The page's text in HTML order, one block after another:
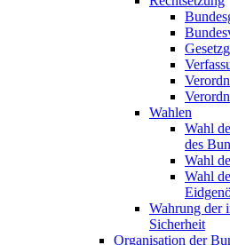
Wahlen
Wahl
des
Wahl
Wahl
Wahrung der
Sicherheit
Organisation der